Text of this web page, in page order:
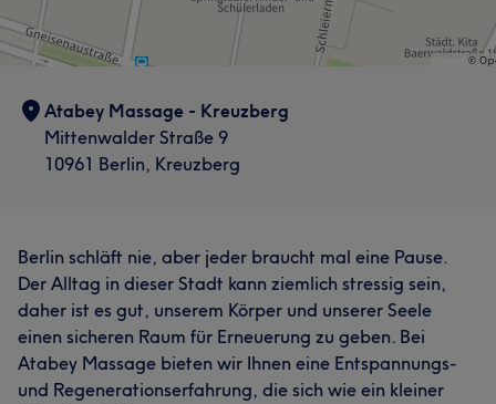
Atabey Massage - Kreuzberg
Mittenwalder Straße 9
10961 Berlin, Kreuzberg
Berlin schläft nie, aber jeder braucht mal eine Pause.
Der Alltag in dieser Stadt kann ziemlich stressig sein,
daher ist es gut, unserem Körper und unserer Seele
einen sicheren Raum für Erneuerung zu geben. Bei
Atabey Massage bieten wir Ihnen eine Entspannungs-
und Regenerationserfahrung, die sich wie ein kleiner